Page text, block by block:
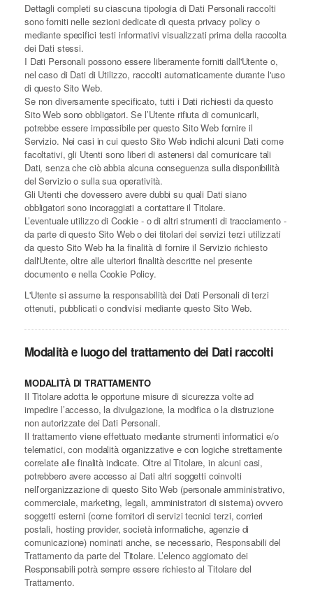
Dettagli completi su ciascuna tipologia di Dati Personali raccolti
sono forniti nelle sezioni dedicate di questa privacy policy o
mediante specifici testi informativi visualizzati prima della raccolta
dei Dati stessi.
I Dati Personali possono essere liberamente forniti dall'Utente o,
nel caso di Dati di Utilizzo, raccolti automaticamente durante l'uso
di questo Sito Web.
Se non diversamente specificato, tutti i Dati richiesti da questo
Sito Web sono obbligatori. Se l’Utente rifiuta di comunicarli,
potrebbe essere impossibile per questo Sito Web fornire il
Servizio. Nei casi in cui questo Sito Web indichi alcuni Dati come
facoltativi, gli Utenti sono liberi di astenersi dal comunicare tali
Dati, senza che ciò abbia alcuna conseguenza sulla disponibilità
del Servizio o sulla sua operatività.
Gli Utenti che dovessero avere dubbi su quali Dati siano
obbligatori sono incoraggiati a contattare il Titolare.
L’eventuale utilizzo di Cookie - o di altri strumenti di tracciamento -
da parte di questo Sito Web o dei titolari dei servizi terzi utilizzati
da questo Sito Web ha la finalità di fornire il Servizio richiesto
dall'Utente, oltre alle ulteriori finalità descritte nel presente
documento e nella Cookie Policy.
L'Utente si assume la responsabilità dei Dati Personali di terzi
ottenuti, pubblicati o condivisi mediante questo Sito Web.
Modalità e luogo del trattamento dei Dati raccolti
MODALITÀ DI TRATTAMENTO
Il Titolare adotta le opportune misure di sicurezza volte ad
impedire l’accesso, la divulgazione, la modifica o la distruzione
non autorizzate dei Dati Personali.
Il trattamento viene effettuato mediante strumenti informatici e/o
telematici, con modalità organizzative e con logiche strettamente
correlate alle finalità indicate. Oltre al Titolare, in alcuni casi,
potrebbero avere accesso ai Dati altri soggetti coinvolti
nell’organizzazione di questo Sito Web (personale amministrativo,
commerciale, marketing, legali, amministratori di sistema) ovvero
soggetti esterni (come fornitori di servizi tecnici terzi, corrieri
postali, hosting provider, società informatiche, agenzie di
comunicazione) nominati anche, se necessario, Responsabili del
Trattamento da parte del Titolare. L’elenco aggiornato dei
Responsabili potrà sempre essere richiesto al Titolare del
Trattamento.